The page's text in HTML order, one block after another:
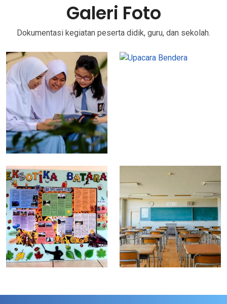
Galeri Foto
Dokumentasi kegiatan peserta didik, guru, dan sekolah.